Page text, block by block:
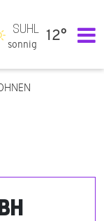
SUHL
sonnig
12°